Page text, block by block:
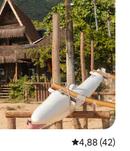
Prosječna
4,88 (42)